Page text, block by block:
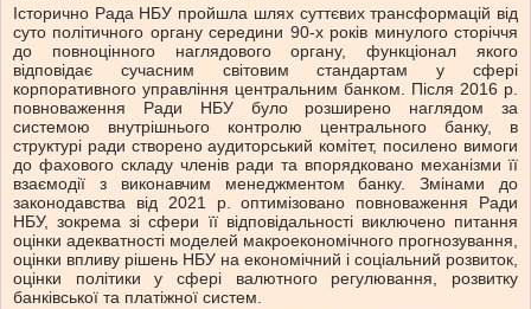
Історично Рада НБУ пройшла шлях суттєвих трансформацій від
суто політичного органу середини 90-х років минулого сторіччя
до повноцінного наглядового органу, функціонал якого
відповідає сучасним світовим стандартам у сфері
корпоративного управління центральним банком. Після 2016 р.
повноваження Ради НБУ було розширено наглядом за
системою внутрішнього контролю центрального банку, в
структурі ради створено аудиторський комітет, посилено вимоги
до фахового складу членів ради та впорядковано механізми її
взаємодії з виконавчим менеджментом банку. Змінами до
законодавства від 2021 р. оптимізовано повноваження Ради
НБУ, зокрема зі сфери її відповідальності виключено питання
оцінки адекватності моделей макроекономічного прогнозування,
оцінки впливу рішень НБУ на економічний і соціальний розвиток,
оцінки політики у сфері валютного регулювання, розвитку
банківської та платіжної систем.